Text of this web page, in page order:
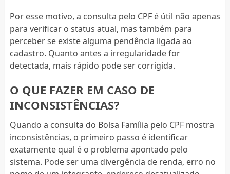
Por esse motivo, a consulta pelo CPF é útil não apenas
para verificar o status atual, mas também para
perceber se existe alguma pendência ligada ao
cadastro. Quanto antes a irregularidade for
detectada, mais rápido pode ser corrigida.
O QUE FAZER EM CASO DE
INCONSISTÊNCIAS?
Quando a consulta do Bolsa Família pelo CPF mostra
inconsistências, o primeiro passo é identificar
exatamente qual é o problema apontado pelo
sistema. Pode ser uma divergência de renda, erro no